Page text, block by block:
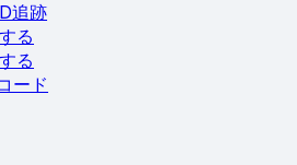
追跡
る
る
ード